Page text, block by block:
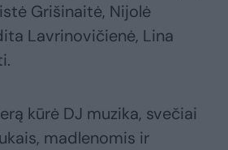
Grišinaitė, Nijolė
Lavrinovičienė, Lina
kūrė DJ muzika, svečiai
madlenomis ir